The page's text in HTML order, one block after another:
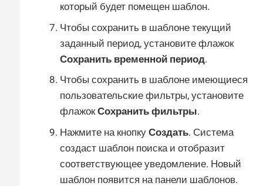
который будет помещен шаблон.
Чтобы сохранить в шаблоне текущий
заданный период, установите флажок
Сохранить временной период.
Чтобы сохранить в шаблоне имеющиеся
пользовательские фильтры, установите
флажокСохранить фильтры.
Нажмите на кнопку Создать. Система
создаст шаблон поиска и отобразит
соответствующее уведомление. Новый
шаблон появится на панели шаблонов.